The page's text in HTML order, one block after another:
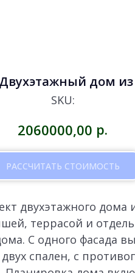
дом из
SKU:
2060000,00 р.
РАССЧИТАТЬ СТОИМОСТЬ
двухэтажного дома
террасой и
С одного фасада
спален, с